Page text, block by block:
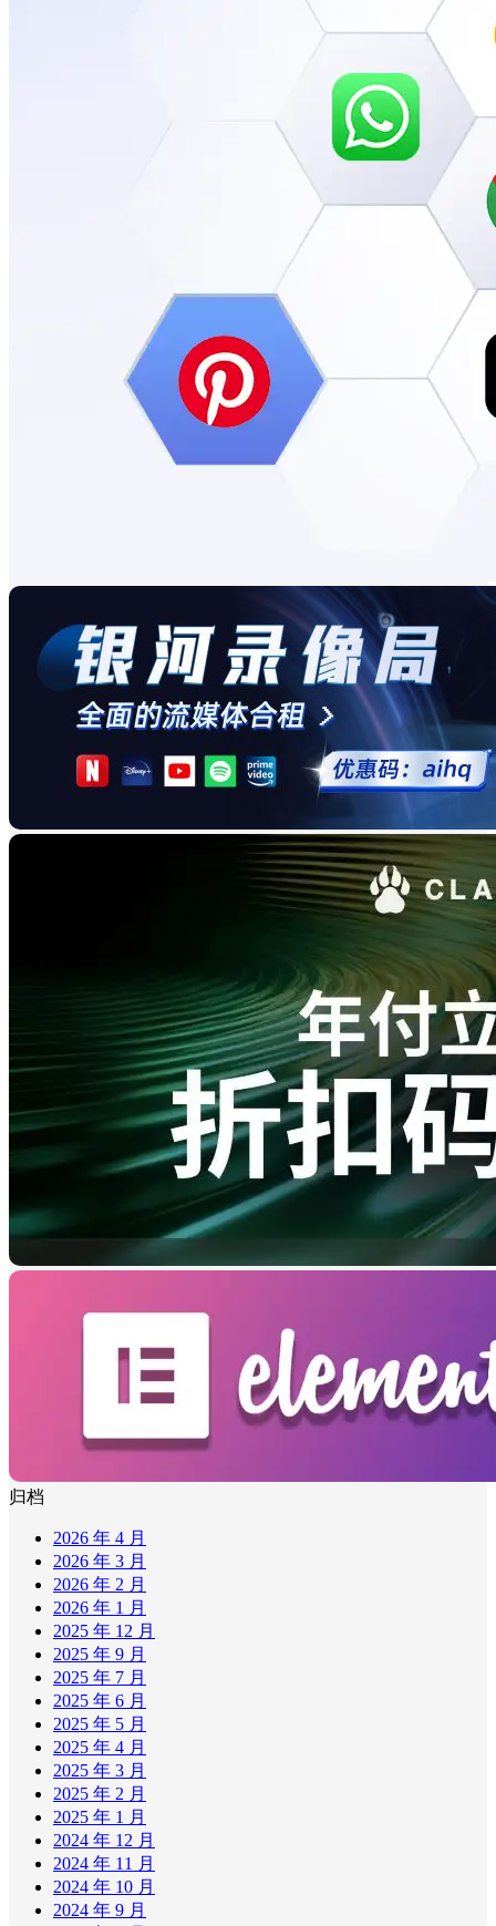
归档
2026 年 4 月
2026 年 3 月
2026 年 2 月
2026 年 1 月
2025 年 12 月
2025 年 9 月
2025 年 7 月
2025 年 6 月
2025 年 5 月
2025 年 4 月
2025 年 3 月
2025 年 2 月
2025 年 1 月
2024 年 12 月
2024 年 11 月
2024 年 10 月
2024 年 9 月